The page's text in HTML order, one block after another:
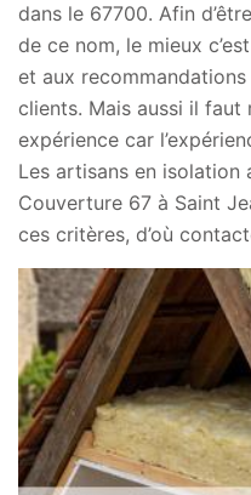
dans le 67700. Afin
de ce nom, le mieux
et aux
clients. Mais aussi il faut
expérience car
Les artisans en isolation
Couverture 67 à Saint
ces critères, d’où